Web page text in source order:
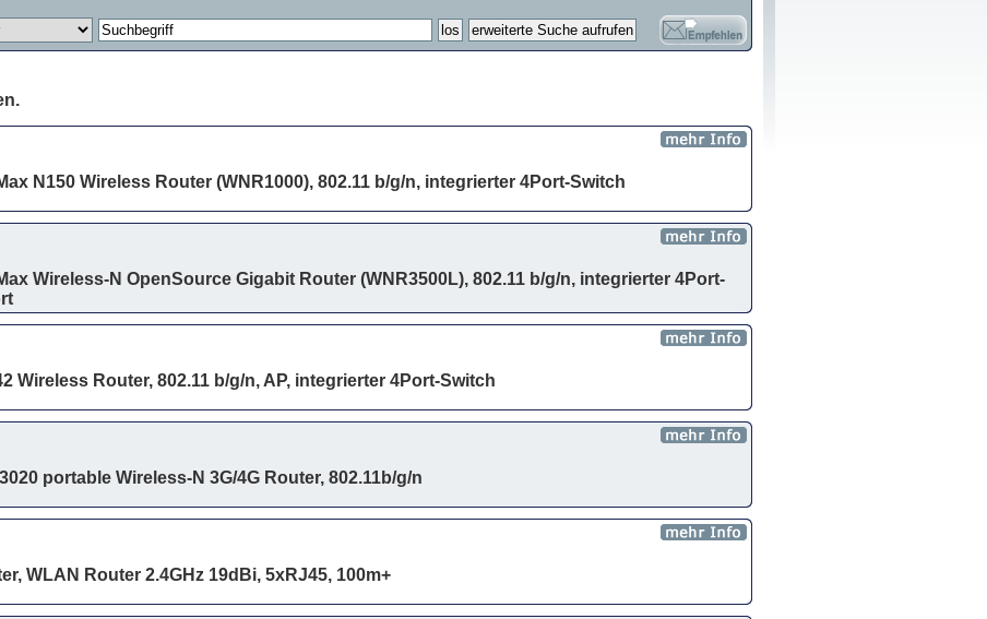
N150 Wireless Router (WNR1000), 802.11 b/g/n, integrierter 4Port-Switch
Wireless-N OpenSource Gigabit Router (WNR3500L), 802.11 b/g/n, integrierter 4Port-
Wireless Router, 802.11 b/g/n, AP, integrierter 4Port-Switch
portable Wireless-N 3G/4G Router, 802.11b/g/n
WLAN Router 2.4GHz 19dBi, 5xRJ45, 100m+